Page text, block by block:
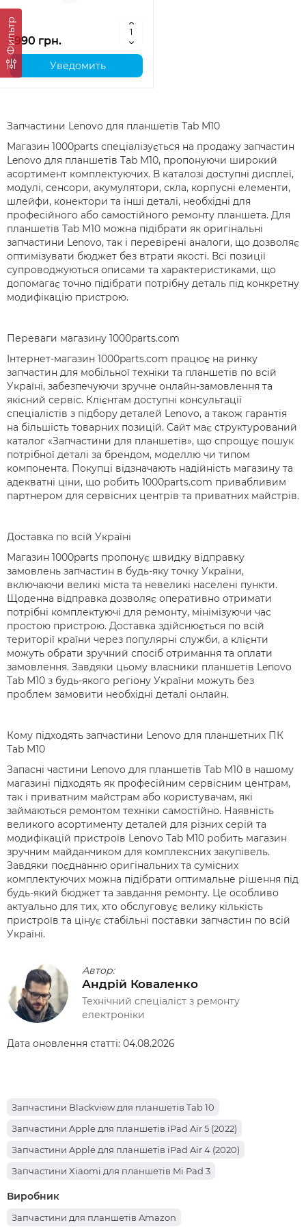
Фильтр
1990 грн.
Уведомить
Запчастини Lenovo для планшетів Tab M10
Магазин 1000parts спеціалізується на продажу запчастин
Lenovo для планшетів Tab M10, пропонуючи широкий
асортимент комплектуючих. В каталозі доступні дисплеї,
модулі, сенсори, акумулятори, скла, корпусні елементи,
шлейфи, конектори та інші деталі, необхідні для
професійного або самостійного ремонту планшета. Для
планшетів Tab M10 можна підібрати як оригінальні
запчастини Lenovo, так і перевірені аналоги, що дозволяє
оптимізувати бюджет без втрати якості. Всі позиції
супроводжуються описами та характеристиками, що
допомагає точно підібрати потрібну деталь під конкретну
модифікацію пристрою.
Переваги магазину 1000parts.com
Інтернет-магазин 1000parts.com працює на ринку
запчастин для мобільної техніки та планшетів по всій
Україні, забезпечуючи зручне онлайн-замовлення та
якісний сервіс. Клієнтам доступні консультації
спеціалістів з підбору деталей Lenovo, а також гарантія
на більшість товарних позицій. Сайт має структурований
каталог «Запчастини для планшетів», що спрощує пошук
потрібної деталі за брендом, моделлю чи типом
компонента. Покупці відзначають надійність магазину та
адекватні ціни, що робить 1000parts.com привабливим
партнером для сервісних центрів та приватних майстрів.
Доставка по всій Україні
Магазин 1000parts пропонує швидку відправку
замовлень запчастин в будь-яку точку України,
включаючи великі міста та невеликі населені пункти.
Щоденна відправка дозволяє оперативно отримати
потрібні комплектуючі для ремонту, мінімізуючи час
простою пристрою. Доставка здійснюється по всій
території країни через популярні служби, а клієнти
можуть обрати зручний спосіб отримання та оплати
замовлення. Завдяки цьому власники планшетів Lenovo
Tab M10 з будь-якого регіону України можуть без
проблем замовити необхідні деталі онлайн.
Кому підходять запчастини Lenovo для планшетних ПК
Tab M10
Запасні частини Lenovo для планшетів Tab M10 в нашому
магазині підходять як професійним сервісним центрам,
так і приватним майстрам або користувачам, які
займаються ремонтом техніки самостійно. Наявність
великого асортименту деталей для різних серій та
модифікацій пристроїв Lenovo Tab M10 робить магазин
зручним майданчиком для комплексних закупівель.
Завдяки поєднанню оригінальних та сумісних
комплектуючих можна підібрати оптимальне рішення під
будь-який бюджет та завдання ремонту. Це особливо
актуально для тих, хто обслуговує велику кількість
пристроїв та цінує стабільні поставки запчастин по всій
Україні.
Автор:
Андрій Коваленко
Технічний спеціаліст з ремонту
електроніки
Дата оновлення статті: 04.08.2026
Запчастини Blackview для планшетів Tab 10
Запчастини Apple для планшетів iPad Air 5 (2022)
Запчастини Apple для планшетів iPad Air 4 (2020)
Запчастини Xiaomi для планшетів Mi Pad 3
Запчастини Sigma для планшетів Mobile Tab A1025 X-treme
Запчастини Sigma для планшетів Mobile Tab A1010 Neo 64
Виробник
Запчастини для планшетів Amazon